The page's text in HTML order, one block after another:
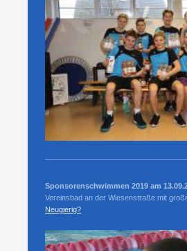
Sponsorenschwimmen 2019 am
Vereinsbad an der Wiesenstraße mit
Neugierig?